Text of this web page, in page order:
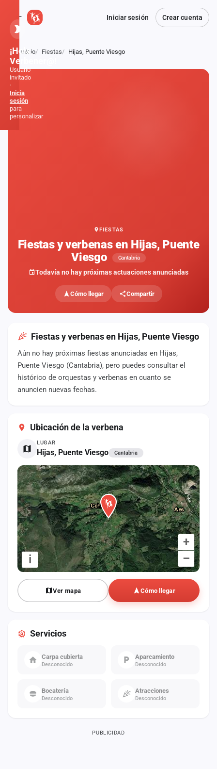
Iniciar sesión Crear cuenta
Atrás
Inicio Fiestas Hijas, Puente Viesgo
FIESTAS
Fiestas y verbenas en Hijas, Puente
Viesgo
Cantabria
Todavía no hay próximas actuaciones anunciadas
Cómo llegar Compartir
Fiestas y verbenas en Hijas, Puente Viesgo
Aún no hay próximas fiestas anunciadas en Hijas,
Puente Viesgo (Cantabria), pero puedes consultar el
histórico de orquestas y verbenas en cuanto se
anuncien nuevas fechas.
Ubicación de la verbena
LUGAR
Hijas, Puente Viesgo Cantabria
+
–
i
Ver mapa Cómo llegar
Servicios
Carpa cubierta
Desconocido
Aparcamiento
Desconocido
Bocatería
Desconocido
Atracciones
Desconocido
PUBLICIDAD
¡Hola,
Verbener@!
Usuario
invitado
·
Inicia
sesión
para
personalizar
fiestas
Componentes
Agencias
Rankings
Vídeos
Anuncios
Contacto